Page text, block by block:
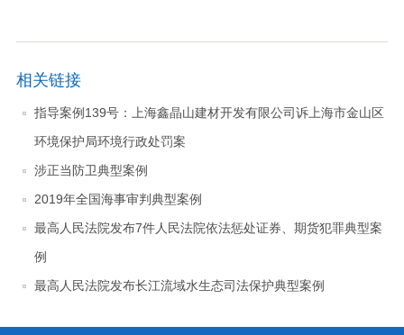
相关链接
指导案例139号：上海鑫晶山建材开发有限公司诉上海市金山区
环境保护局环境行政处罚案
涉正当防卫典型案例
2019年全国海事审判典型案例
最高人民法院发布7件人民法院依法惩处证券、期货犯罪典型案
例
最高人民法院发布长江流域水生态司法保护典型案例